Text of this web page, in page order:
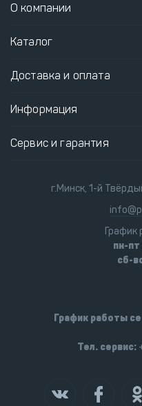
О компании
Каталог
Доставка и оплата
Информация
Сервис и гарантия
г.Минск, 1-й
График
пн-пт
сб-
График работы
Тел. сервис: